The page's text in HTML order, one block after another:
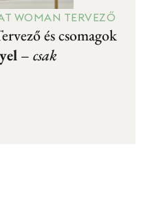
WOMAN TERVEZŐ
és csomagok
– csak